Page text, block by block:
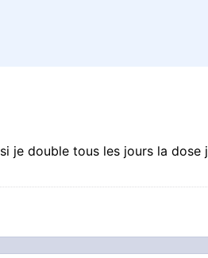
je double tous les jours la dose